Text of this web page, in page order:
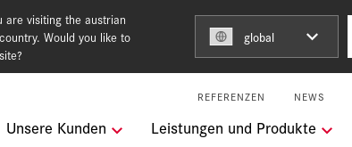
are visiting the austrian
Would you like to
global
REFERENZEN NEWS
Unsere Kunden Leistungen und Produkte